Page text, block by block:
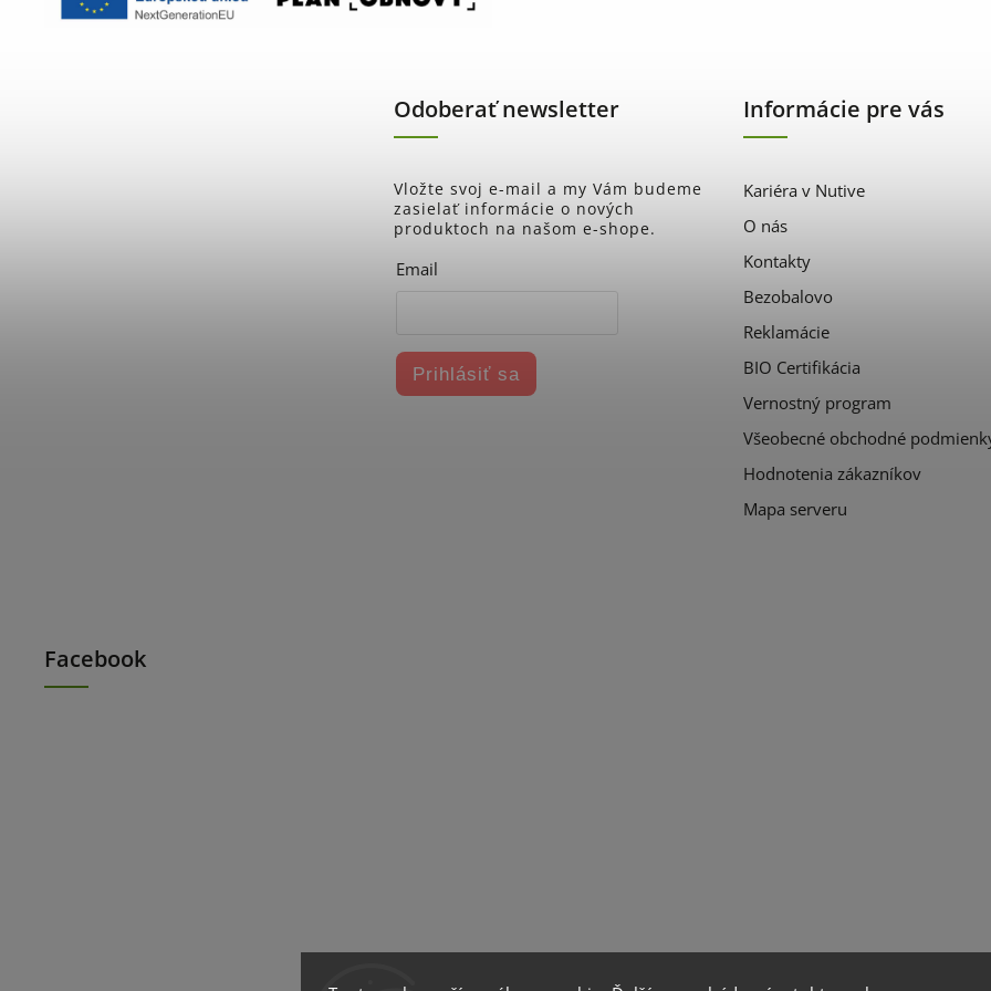
Odoberať newsletter
Vložte svoj e-mail a my Vám budeme
zasielať informácie o nových
produktoch na našom e-shope.
Email
Prihlásiť sa
Informácie pre vás
Kariéra v Nutive
O nás
Kontakty
Bezobalovo
Reklamácie
BIO Certifikácia
Vernostný program
Všeobecné obchodné
Hodnotenia zákazníkov
Mapa serveru
Facebook